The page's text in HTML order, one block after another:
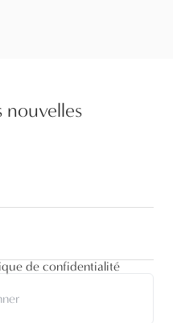
nouvelles
de confidentialité